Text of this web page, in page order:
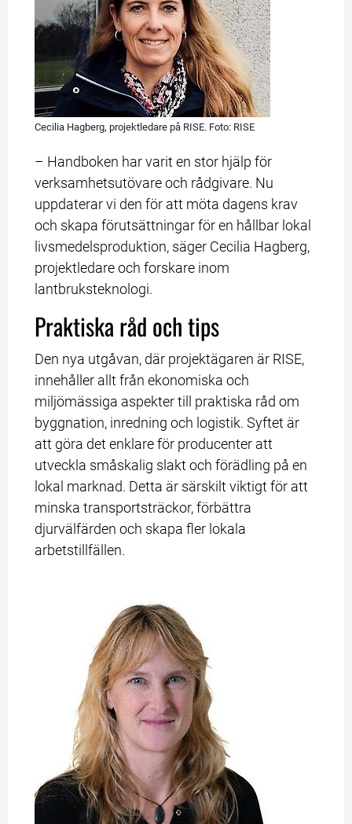
Cecilia Hagberg, projektledare på RISE. Foto: RISE
– Handboken har varit en stor hjälp för
verksamhetsutövare och rådgivare. Nu
uppdaterar vi den för att möta dagens krav
och skapa förutsättningar för en hållbar lokal
livsmedelsproduktion, säger Cecilia Hagberg,
projektledare och forskare inom
lantbruksteknologi.
Praktiska råd och tips
Den nya utgåvan, där projektägaren är RISE,
innehåller allt från ekonomiska och
miljömässiga aspekter till praktiska råd om
byggnation, inredning och logistik. Syftet är
att göra det enklare för producenter att
utveckla småskalig slakt och förädling på en
lokal marknad. Detta är särskilt viktigt för att
minska transportsträckor, förbättra
djurvälfärden och skapa fler lokala
arbetstillfällen.